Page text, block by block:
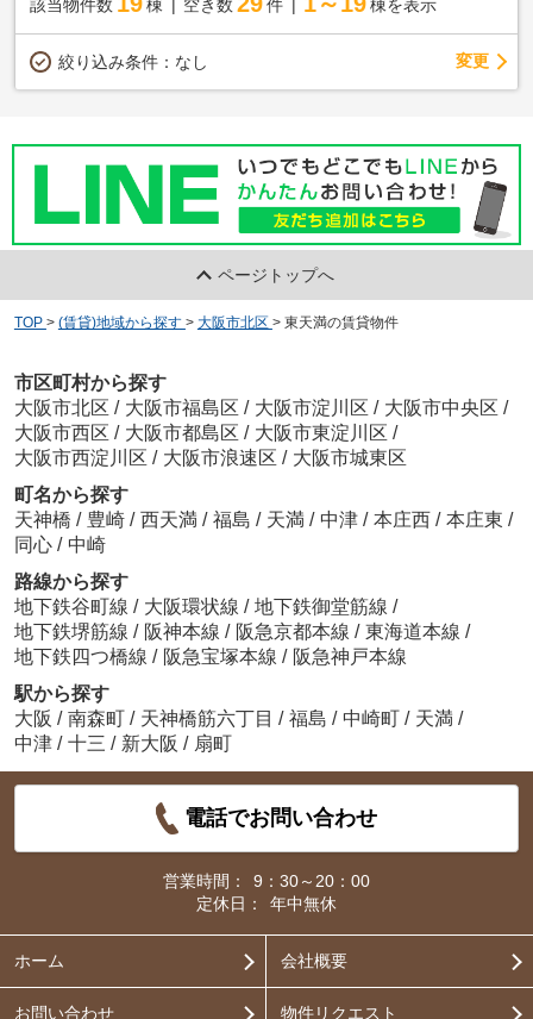
該当物件数 棟 空き数 件 棟を表示
絞り込み条件： なし 変更
ページトップへ
TOP > (賃貸)地域から探す > 大阪市北区 > 東天満の賃貸物件
市区町村から探す
大阪市北区 / 大阪市福島区 / 大阪市淀川区 / 大阪市中央区 /
大阪市西区 / 大阪市都島区 / 大阪市東淀川区 /
大阪市西淀川区 / 大阪市浪速区 / 大阪市城東区
町名から探す
天神橋 / 豊崎 / 西天満 / 福島 / 天満 / 中津 / 本庄西 / 本庄東 /
同心 / 中崎
路線から探す
地下鉄谷町線 / 大阪環状線 / 地下鉄御堂筋線 /
地下鉄堺筋線 / 阪神本線 / 阪急京都本線 / 東海道本線 /
地下鉄四つ橋線 / 阪急宝塚本線 / 阪急神戸本線
駅から探す
大阪 / 南森町 / 天神橋筋六丁目 / 福島 / 中崎町 / 天満 /
中津 / 十三 / 新大阪 / 扇町
電話でお問い合わせ
営業時間：
9：30～20：00
定休日：
年中無休
ホーム 会社概要
お問い合わせ 物件リクエスト